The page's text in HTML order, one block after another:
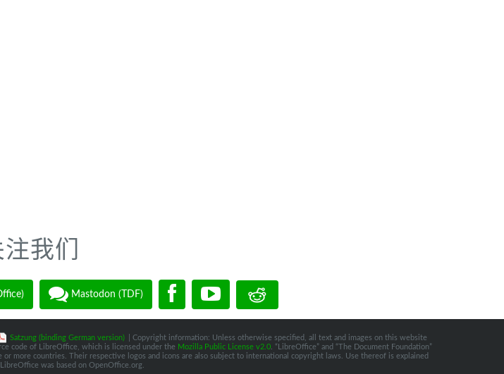
我们
Mastodon (TDF)
Satzung (binding German version)
| Copyright information: Unless otherwise specified, all text and images on this website
code of LibreOffice, which is licensed under the Mozilla Public License v2.0 . “LibreOffice” and “The Document Foundation”
more countries. Their respective logos and icons are also subject to international copyright laws. Use thereof is explained
was based on OpenOffice.org.